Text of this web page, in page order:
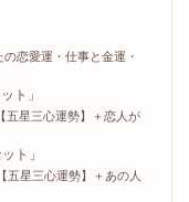
恋愛運・仕事と金運・
ト」
星三心運勢】＋恋人が
ト」
星三心運勢】＋あの人